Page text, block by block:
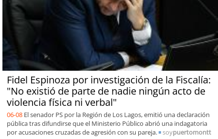
Fidel Espinoza por investigación de la Fiscalía:
"No existió de parte de nadie ningún acto de
violencia física ni verbal"
06-08 El senador PS por la Región de Los Lagos, emitió una declaración
pública tras difundirse que el Ministerio Público abrió una indagatoria
por acusaciones cruzadas de agresión con su pareja.
soypuertomontt